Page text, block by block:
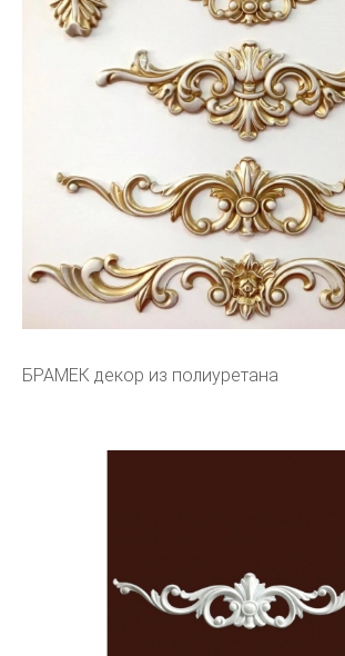
БРАМЕК декор из полиуретана